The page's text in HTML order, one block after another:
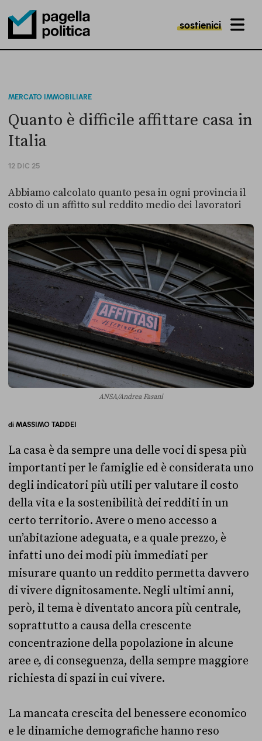
Pagella Politica Logo
sostienici MENU
MERCATO IMMOBILIARE
Quanto è difficile affittare casa in
Italia
12 DIC 25
Abbiamo calcolato quanto pesa in ogni provincia il
costo di un affitto sul reddito medio dei lavoratori
ANSA/Andrea Fasani
diMASSIMO TADDEI
La casa è da sempre una delle voci di spesa più
importanti per le famiglie ed è considerata uno
degli indicatori più utili per valutare il costo
della vita e la sostenibilità dei redditi in un
certo territorio. Avere o meno accesso a
un’abitazione adeguata, e a quale prezzo, è
infatti uno dei modi più immediati per
misurare quanto un reddito permetta davvero
di vivere dignitosamente. Negli ultimi anni,
però, il tema è diventato ancora più centrale,
soprattutto a causa della crescente
concentrazione della popolazione in alcune
aree e, di conseguenza, della sempre maggiore
richiesta di spazi in cui vivere.
La mancata crescita del benessere economico
e le dinamiche demografiche hanno reso